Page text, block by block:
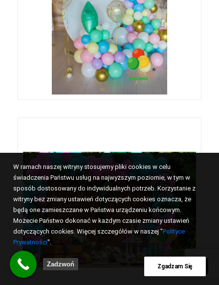
W ramach naszej witryny stosujemy pliki cookies w celu
świadczenia Państwu usług na najwyższym poziomie, w tym w
sposób dostosowany do indywidualnych potrzeb. Korzystanie z
witryny bez zmiany ustawień dotyczących cookies oznacza, że
będą one zamieszczane w Państwa urządzeniu końcowym.
Możecie Państwo dokonać w każdym czasie zmiany ustawień
dotyczących cookies. Więcej szczegółów w naszej "Polityce
Prywatności".
Zgadzam Się
Zadzwoń